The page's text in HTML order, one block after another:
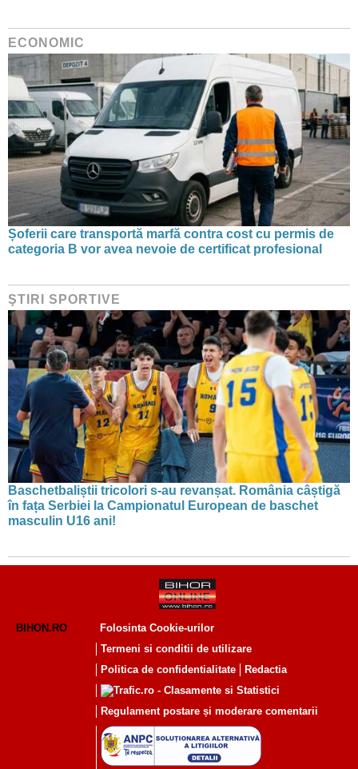
ECONOMIC
Șoferii care transportă marfă contra cost cu permis de
categoria B vor avea nevoie de certificat profesional
ŞTIRI SPORTIVE
Baschetbaliștii tricolori s-au revanșat. România câștigă
în fața Serbiei la Campionatul European de baschet
masculin U16 ani!
BIHON.RO
Folosinta Cookie-urilor
Termeni si conditii de utilizare
Politica de confidentialitate
Redactia
Regulament postare și moderare comentarii